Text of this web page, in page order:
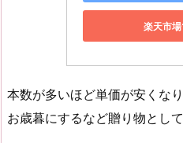
楽天市
本数が多いほど単価が安くな
お歳暮にするなど贈り物とし